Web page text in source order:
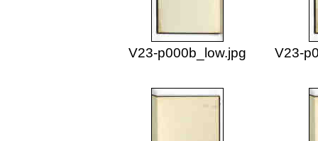
V23-p000b_low.jpg V23-